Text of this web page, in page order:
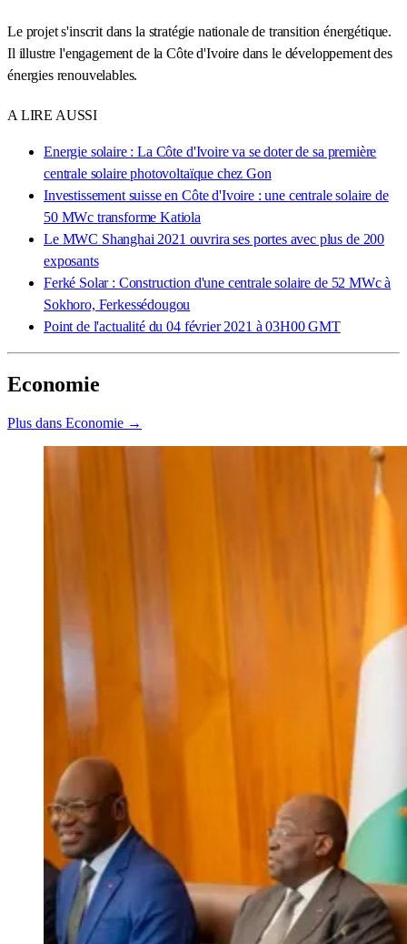
Le projet s'inscrit dans la stratégie nationale de transition énergétique.
Il illustre l'engagement de la Côte d'Ivoire dans le développement des
énergies renouvelables.
A LIRE AUSSI
Energie solaire : La Côte d'Ivoire va se doter de sa première
centrale solaire photovoltaïque chez Gon
Investissement suisse en Côte d'Ivoire : une centrale solaire de
50 MWc transforme Katiola
Le MWC Shanghai 2021 ouvrira ses portes avec plus de 200
exposants
Ferké Solar : Construction d'une centrale solaire de 52 MWc à
Sokhoro, Ferkessédougou
Point de l'actualité du 04 février 2021 à 03H00 GMT
Economie
Plus dans Economie →